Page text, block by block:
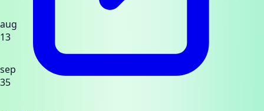
aug
13
sep
35